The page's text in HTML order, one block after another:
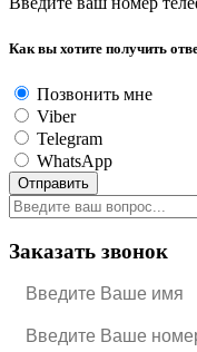
Зачем
есть
электрик?
Как вы хотите получить
Позвонить мне
Viber
Telegram
WhatsApp
Отправить
Заказать звонок